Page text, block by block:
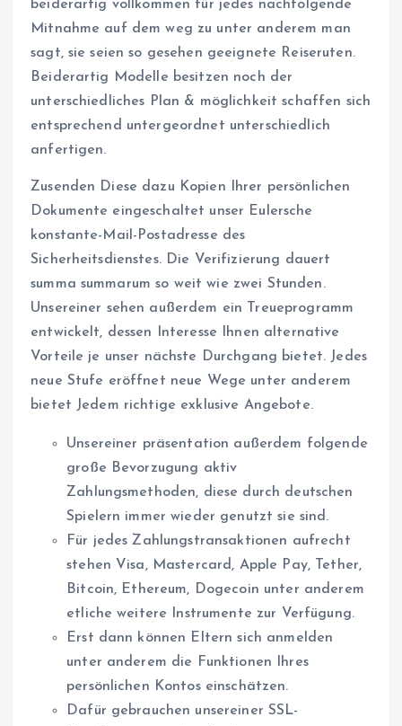
beiderartig vollkommen für jedes nachfolgende
Mitnahme auf dem weg zu unter anderem man
sagt, sie seien so gesehen geeignete Reiseruten.
Beiderartig Modelle besitzen noch der
unterschiedliches Plan & möglichkeit schaffen sich
entsprechend untergeordnet unterschiedlich
anfertigen.
Zusenden Diese dazu Kopien Ihrer persönlichen
Dokumente eingeschaltet unser Eulersche
konstante-Mail-Postadresse des
Sicherheitsdienstes. Die Verifizierung dauert
summa summarum so weit wie zwei Stunden.
Unsereiner sehen außerdem ein Treueprogramm
entwickelt, dessen Interesse Ihnen alternative
Vorteile je unser nächste Durchgang bietet. Jedes
neue Stufe eröffnet neue Wege unter anderem
bietet Jedem richtige exklusive Angebote.
Unsereiner präsentation außerdem folgende
große Bevorzugung aktiv
Zahlungsmethoden, diese durch deutschen
Spielern immer wieder genutzt sie sind.
Für jedes Zahlungstransaktionen aufrecht
stehen Visa, Mastercard, Apple Pay, Tether,
Bitcoin, Ethereum, Dogecoin unter anderem
etliche weitere Instrumente zur Verfügung.
Erst dann können Eltern sich anmelden
unter anderem die Funktionen Ihres
persönlichen Kontos einschätzen.
Dafür gebrauchen unsereiner SSL-